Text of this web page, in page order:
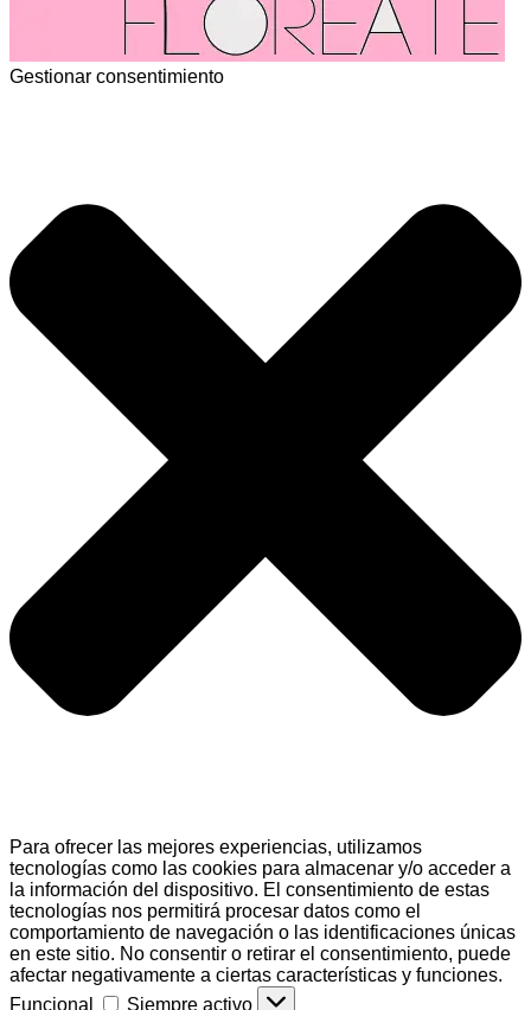
Gestionar consentimiento
Para ofrecer las mejores experiencias, utilizamos
tecnologías como las cookies para almacenar y/o acceder a
la información del dispositivo. El consentimiento de estas
tecnologías nos permitirá procesar datos como el
comportamiento de navegación o las identificaciones únicas
en este sitio. No consentir o retirar el consentimiento, puede
afectar negativamente a ciertas características y funciones.
Funcional
Funcional
Siempre activo